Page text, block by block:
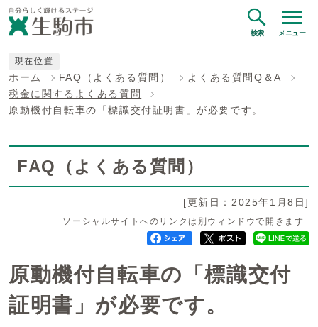
検索 メニュー
現在位置
ホーム FAQ（よくある質問）
よくある質問Q＆A
税金に関するよくある質問
原動機付自転車の「標識交付証明書」が必要です。
FAQ（よくある質問）
[更新日：2025年1月8日]
ソーシャルサイトへのリンクは別ウィンドウで開きます
原動機付自転車の「標識交付
証明書」が必要です。